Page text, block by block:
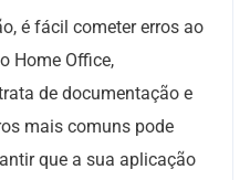
é fácil cometer erros ao
Home Office,
de documentação e
mais comuns pode
que a sua aplicação